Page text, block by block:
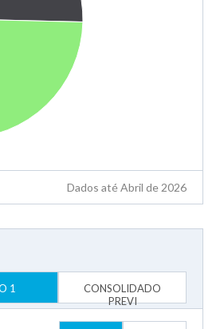
Dados até Abril de 2026
1
CONSOLIDADO
PREVI